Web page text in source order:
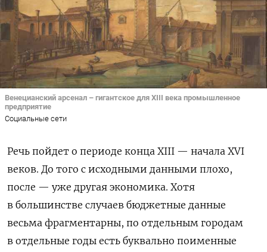
Венецианский арсенал – гигантское для XIII века промышленное
предприятие
Социальные сети
Речь пойдет о периоде конца XIII — начала XVI
веков. До того с исходными данными плохо,
после — уже другая экономика. Хотя
в большинстве случаев бюджетные данные
весьма фрагментарны, по отдельным городам
в отдельные годы есть буквально поименные